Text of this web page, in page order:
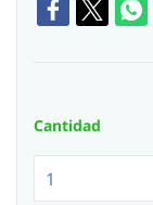
Cantidad